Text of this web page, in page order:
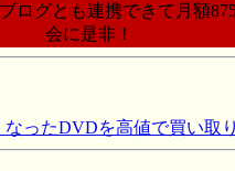
ログとも連携できて月額
会に是非！
なったDVDを高値で買い取